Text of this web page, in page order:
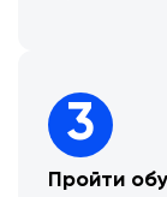
3
Пройти